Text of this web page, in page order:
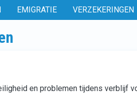
EMIGRATIE VERZEKERINGEN
en problemen tijdens verblijf